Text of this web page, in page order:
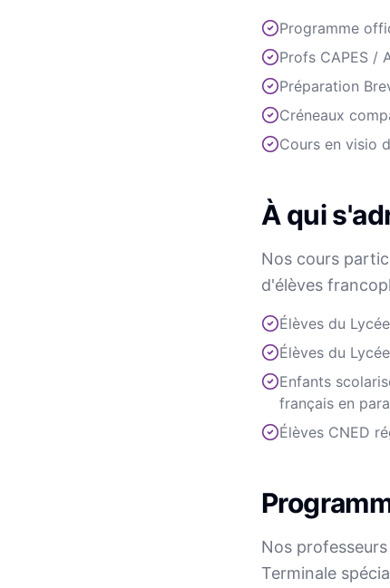
Programme
Profs CAPES /
Préparation
Créneaux
Cours en visio
À qui
Nos cours
d'élèves
Élèves du
Élèves du
Enfants
français en
Élèves CNED
Nos
Terminale